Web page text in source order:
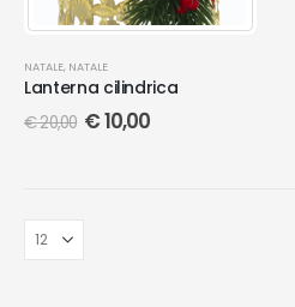
NATALE, NATALE
Lanterna cilindrica
€20,00 €10,00